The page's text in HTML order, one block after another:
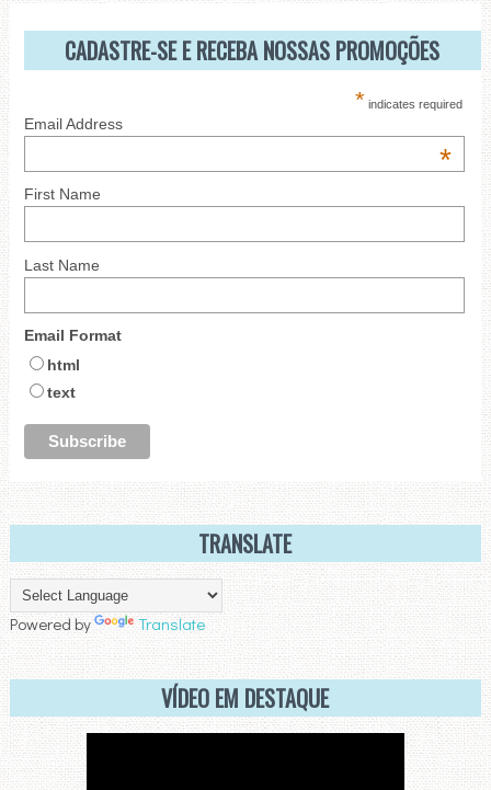
CADASTRE-SE E RECEBA NOSSAS PROMOÇÕES
* indicates required
Email Address
*
First Name
Last Name
Email Format
html
text
TRANSLATE
Powered by Translate
VÍDEO EM DESTAQUE